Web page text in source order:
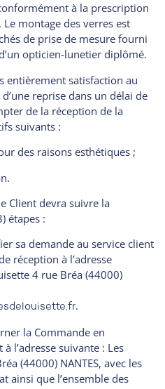
à la prescription
montage des verres est
de prise de mesure fourni
opticien-lunetier diplômé.
entièrement satisfaction au
reprise dans un délai de
de la réception de la
suivants :
des raisons esthétiques ;
Client devra suivre la
étapes :
sa demande au service client
réception à l’adresse
4 rue Bréa (44000)
.
la Commande en
l’adresse suivante : Les
(44000) NANTES, avec les
ainsi que l’ensemble des